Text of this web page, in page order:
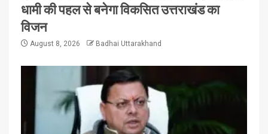
धामी की पहल से बनेगा विकसित उत्तराखंड का
विजन
August 8, 2026 Badhai Uttarakhand